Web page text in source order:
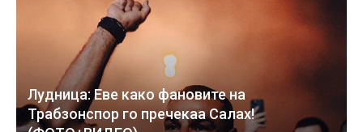
Лудница: Еве како фановите на
Трабзонспор го пречекаа Салах!